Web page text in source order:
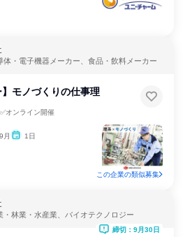
体・電子機器メーカー、食品・飲料メーカー
】モノづくりの仕事理
オンライン開催
月 1日
この企業の類似募集
・林業・水産業、バイオテクノロジー
締切：9月30日